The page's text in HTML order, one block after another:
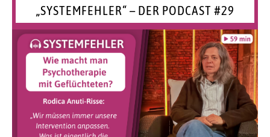
„SYSTEMFEHLER“ – DER PODCAST #29